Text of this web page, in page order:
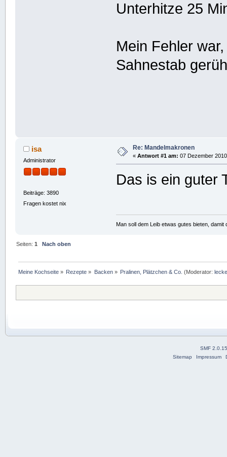
Unterhitze 25
Mein Fehler
Sahnestab
isa
Administrator
Beiträge: 3890
Fragen kostet nix
Re: Mandelmakronen
« Antwort #1 am: 07 Dezember
Das is ein guter
Man soll dem Leib etwas gutes bieten,
Seiten:1 Nach oben
Meine Kochseite » Rezepte » Backen» Pralinen, Plätzchen & Co. (Moderator:
SMF
Sitemap
Impressum